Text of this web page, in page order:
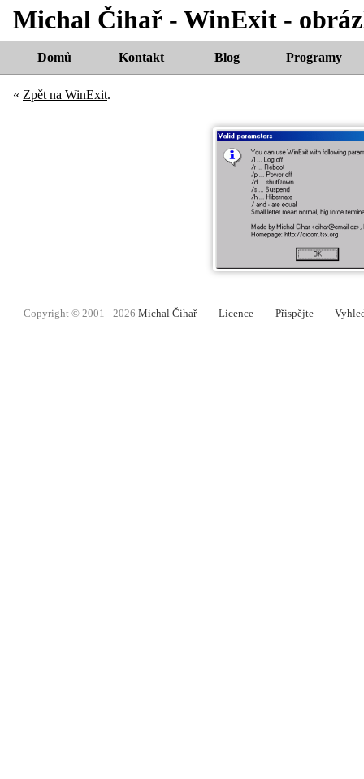
Michal Čihař - WinExit -
Domů Kontakt Blog Programy
« Zpět na WinExit.
Copyright © 2001 - 2026Michal Čihař Licence Přispějte